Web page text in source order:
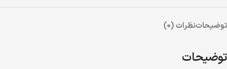
توضیحاتنظرات (0)
توضیحات